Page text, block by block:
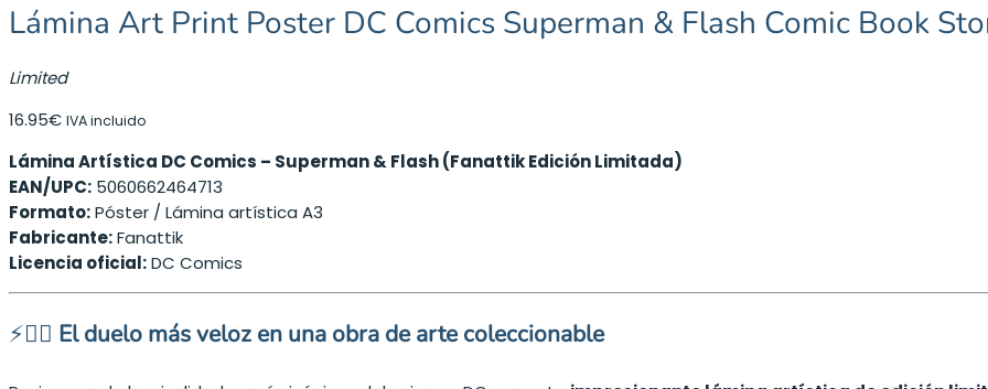
Lámina Art Print Poster DC Comics Superman & Flash Comic Book
Limited
16.95€ IVA incluido
Lámina Artística DC Comics – Superman & Flash (Fanattik Edición Limitada)
EAN/UPC: 5060662464713
Formato:Póster / Lámina artística A3
Fabricante:Fanattik
Licencia oficial:DC Comics
⚡🦸‍♂️ El duelo más veloz en una obra de arte coleccionable